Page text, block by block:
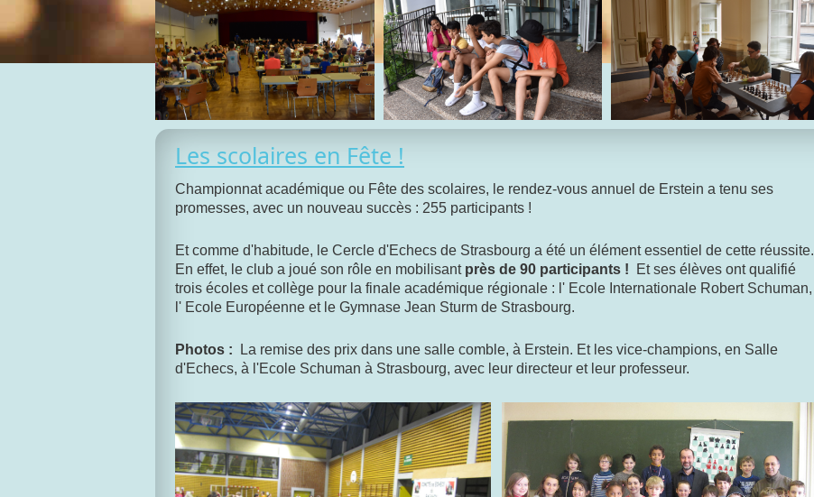
Les scolaires en Fête !
Championnat académique ou Fête des scolaires, le rendez-vous annuel de Erstein a tenu ses
promesses, avec un nouveau succès : 255 participants !
Et comme d'habitude, le Cercle d'Echecs de Strasbourg a été un élément essentiel de cette réussite.
En effet, le club a joué son rôle en mobilisant près de 90 participants !
Et ses élèves ont qualifié
trois écoles et collège pour la finale académique régionale : l' Ecole Internationale Robert Schuman,
l' Ecole Européenne et le Gymnase Jean Sturm de Strasbourg.
Photos : La remise des prix dans une salle comble, à Erstein. Et les vice-champions, en Salle
d'Echecs, à l'Ecole Schuman à Strasbourg, avec leur directeur et leur professeur.